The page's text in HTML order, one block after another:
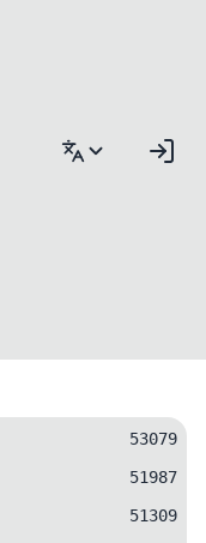
53079
51987
51309